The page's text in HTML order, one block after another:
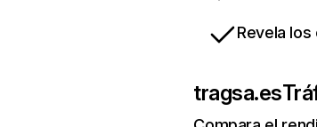
Revela
tragsa.es